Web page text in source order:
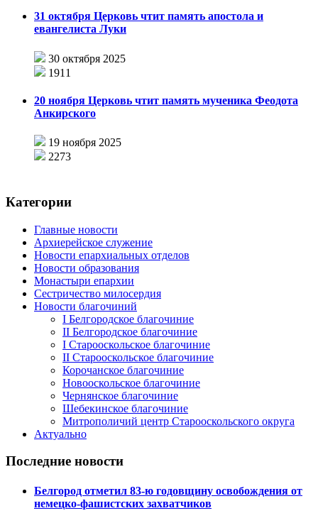
31 октября Церковь чтит память апостола и
евангелиста Луки
30 октября 2025
1911
20 ноября Церковь чтит память мученика Феодота
Анкирского
19 ноября 2025
2273
Категории
Главные новости
Архиерейское служение
Новости епархиальных отделов
Новости образования
Монастыри епархии
Сестричество милосердия
Новости благочиний
I Белгородское благочиние
II Белгородское благочиние
I Старооскольское благочиние
II Старооскольское благочиние
Корочанское благочиние
Новооскольское благочиние
Чернянское благочиние
Шебекинское благочиние
Митрополичий центр Старооскольского округа
Актуально
Последние новости
Белгород отметил 83-ю годовщину освобождения от
немецко-фашистских захватчиков